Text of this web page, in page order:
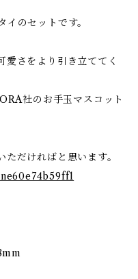
のセットです。
愛さをより引き立ててく
社のお手玉マスコット
だければと思います。